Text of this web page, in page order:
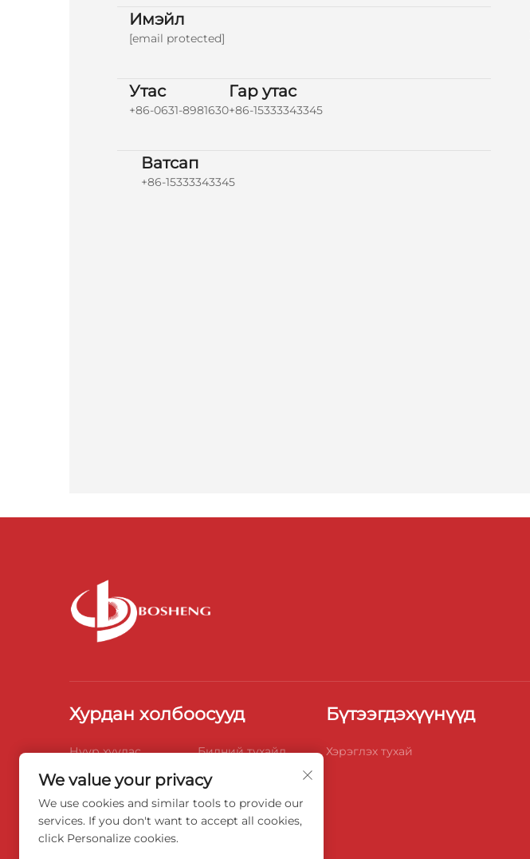
Имэйл
[email protected]
Утас
+86-0631-8981630
Гар утас
+86-15333343345
Ватсап
+86-15333343345
Хурдан холбоосууд
Нүүр хуудас Бидний тухайд
Бүтээлүүд Мэдээ
Блог Видео
Бидэнтэй холбоо
Бүтээгдэхүүнүүд
Хэрэглэх тухай
We value your privacy
We use cookies and similar tools to provide our
services. If you don't want to accept all cookies,
click Personalize cookies.